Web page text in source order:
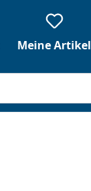
Meine Artikel